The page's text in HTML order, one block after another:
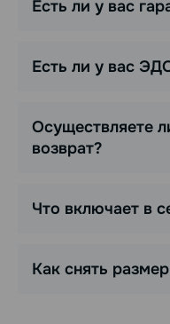
Есть ли у вас
Есть ли у вас
Осуществляете
возврат?
Что включает в
Как снять